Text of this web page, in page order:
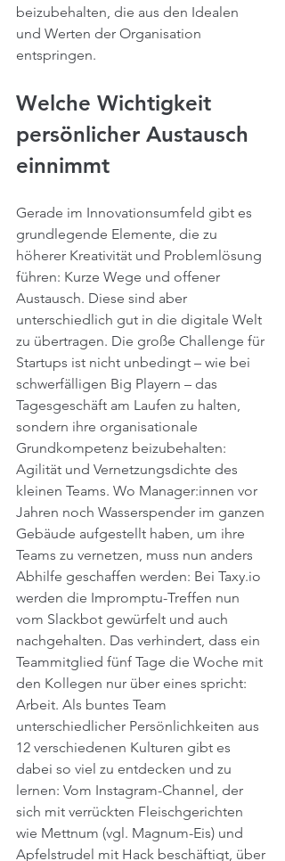
beizubehalten, die aus den Idealen
und Werten der Organisation
entspringen.
Welche Wichtigkeit
persönlicher Austausch
einnimmt
Gerade im Innovationsumfeld gibt es
grundlegende Elemente, die zu
höherer Kreativität und Problemlösung
führen: Kurze Wege und offener
Austausch. Diese sind aber
unterschiedlich gut in die digitale Welt
zu übertragen. Die große Challenge für
Startups ist nicht unbedingt – wie bei
schwerfälligen Big Playern – das
Tagesgeschäft am Laufen zu halten,
sondern ihre organisationale
Grundkompetenz beizubehalten:
Agilität und Vernetzungsdichte des
kleinen Teams. Wo Manager:innen vor
Jahren noch Wasserspender im ganzen
Gebäude aufgestellt haben, um ihre
Teams zu vernetzen, muss nun anders
Abhilfe geschaffen werden: Bei Taxy.io
werden die Impromptu-Treffen nun
vom Slackbot gewürfelt und auch
nachgehalten. Das verhindert, dass ein
Teammitglied fünf Tage die Woche mit
den Kollegen nur über eines spricht:
Arbeit. Als buntes Team
unterschiedlicher Persönlichkeiten aus
12 verschiedenen Kulturen gibt es
dabei so viel zu entdecken und zu
lernen: Vom Instagram-Channel, der
sich mit verrückten Fleischgerichten
wie Mettnum (vgl. Magnum-Eis) und
Apfelstrudel mit Hack beschäftigt, über